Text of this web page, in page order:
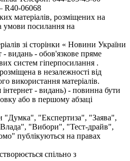
R40-06068
матеріалів, розміщених на
умови посилання на
зі сторінки « Новини України
- видань - обов'язкове пряме
систем гіперпосилання .
в незалежності від
використання матеріалів.
- видань) - повинна бути
або в першому абзаці
"Думка", "Експертиза", "Заява",
"Вибори", "Тест-драйв",
публікуються на правах
спільно з